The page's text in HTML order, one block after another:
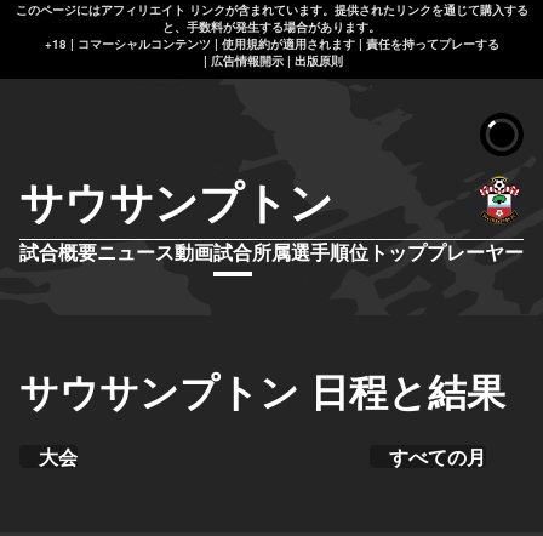
このページにはアフィリエイト リンクが含まれています。提供されたリンクを通じて購入する
と、手数料が発生する場合があります。
+18 | コマーシャルコンテンツ | 使用規約が適用されます | 責任を持ってプレーする
| 広告情報開示 | 出版原則
サウサンプトン
試合概要ニュース動画試合所属選手順位 トッププレーヤー
サウサンプトン 日程と結果
大会 すべての月